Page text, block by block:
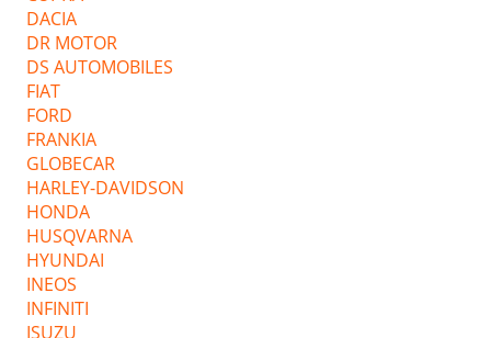
DACIA
DR MOTOR
DS AUTOMOBILES
FIAT
FORD
FRANKIA
GLOBECAR
HARLEY-DAVIDSON
HONDA
HUSQVARNA
HYUNDAI
INEOS
INFINITI
ISUZU